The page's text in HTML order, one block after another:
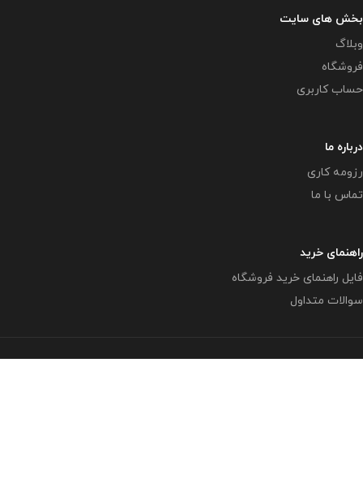
بخش های سایت
وبلاگ
فروشگاه
حساب کاربری
درباره ما
رزومه کاری
تماس با ما
راهنمای خرید
فایل راهنمای خرید فروشگاه
سوالات متداول